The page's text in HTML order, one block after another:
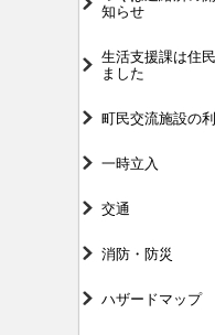
知らせ
生活支援課は住
ました
町民交流施設の
一時立入
交通
消防・防災
ハザードマップ